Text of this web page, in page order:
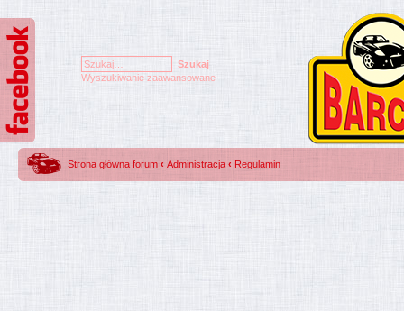
Wyszukiwanie zaawansowane
Strona główna forum ‹ Administracja ‹ Regulamin